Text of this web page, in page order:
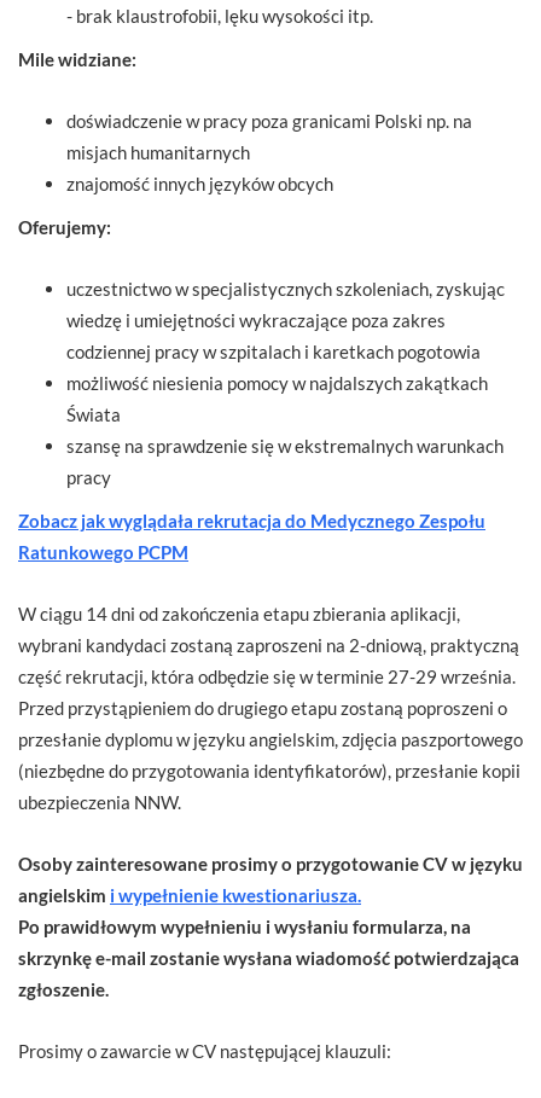
​- brak klaustrofobii, lęku wysokości itp.
Mile widziane:
doświadczenie w pracy poza granicami Polski np. na
misjach humanitarnych
znajomość innych języków obcych
Oferujemy:
uczestnictwo w specjalistycznych szkoleniach, zyskując
wiedzę i umiejętności wykraczające poza zakres
codziennej pracy w szpitalach i karetkach pogotowia
możliwość niesienia pomocy w najdalszych zakątkach
Świata
szansę na sprawdzenie się w ekstremalnych warunkach
pracy
Zobacz jak wyglądała rekrutacja do Medycznego Zespołu
Ratunkowego PCPM
W ciągu 14 dni od zakończenia etapu zbierania aplikacji,
wybrani kandydaci zostaną zaproszeni na 2-dniową, praktyczną
część rekrutacji, która odbędzie się w terminie 27-29 września.
Przed przystąpieniem do drugiego etapu zostaną poproszeni o
przesłanie dyplomu w języku angielskim, zdjęcia paszportowego
(niezbędne do przygotowania identyfikatorów), przesłanie kopii
ubezpieczenia NNW.
Osoby zainteresowane prosimy o przygotowanie CV w języku
angielskim i wypełnienie kwestionariusza.
Po prawidłowym wypełnieniu i wysłaniu formularza, na
skrzynkę e-mail zostanie wysłana wiadomość potwierdzająca
zgłoszenie.
Prosimy o zawarcie w CV następującej klauzuli: